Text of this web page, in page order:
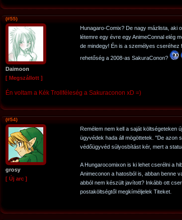
(#55)
Daimoon
[ Megszállott ]
Hunagaro-Comix? De nagy mázlista, aki
létemre egy évre egy AnimeConnal elég
de mindegy! Én is a személyes cseréhez
rehetőség a 2008-as SakuraConon?
Én voltam a Kék Trollféleség a Sakuraconon xD =)
(#54)
grosy
[ Új arc ]
Remélem nem kell a saját költségeteken
ügyvédek hada áll mögöttetek. "De azon
védőügyvéd súlyosbítást kér, mert a
A Hungarocomixon is ki lehet cserélni a
Animeconon a hatosból is, abban benne
abból nem készült javított? Inkább ott
postaköltségtől megkíméljelek Titeket.